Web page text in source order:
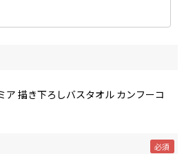
ア 描き下ろしバスタオル カンフーコ